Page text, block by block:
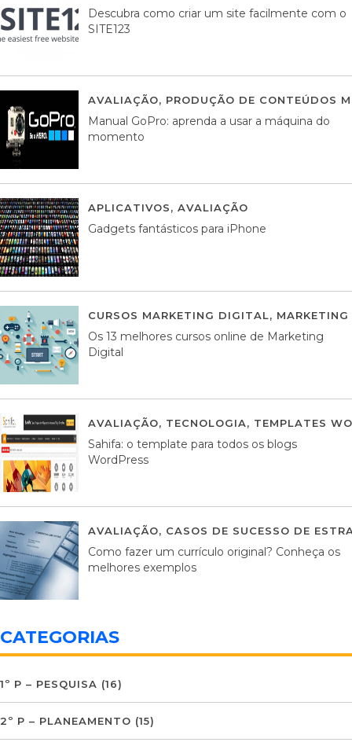
Descubra como criar um site facilmente com o
SITE123
AVALIAÇÃO, PRODUÇÃO DE CONTEÚDOS
Manual GoPro: aprenda a usar a máquina do
momento
APLICATIVOS, AVALIAÇÃO
Gadgets fantásticos para iPhone
CURSOS MARKETING DIGITAL,
Os 13 melhores cursos online de Marketing
Digital
AVALIAÇÃO, TECNOLOGIA, TEMPLATES
Sahifa: o template para todos os blogs
WordPress
AVALIAÇÃO, CASOS DE SUCESSO DE
Como fazer um currículo original? Conheça os
melhores exemplos
CATEGORIAS
1º P – PESQUISA (16)
2º P – PLANEAMENTO (15)